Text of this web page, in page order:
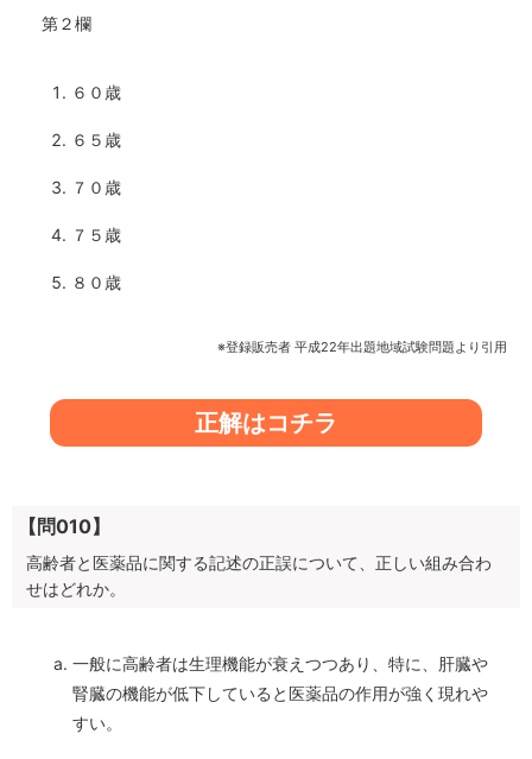
第２欄
６０歳
６５歳
７０歳
７５歳
８０歳
※登録販売者 平成22年出題地域試験問題より引用
正解はコチラ
【問010】
高齢者と医薬品に関する記述の正誤について、正しい組み合わ
せはどれか。
一般に高齢者は生理機能が衰えつつあり、特に、肝臓や
腎臓の機能が低下していると医薬品の作用が強く現れや
すい。